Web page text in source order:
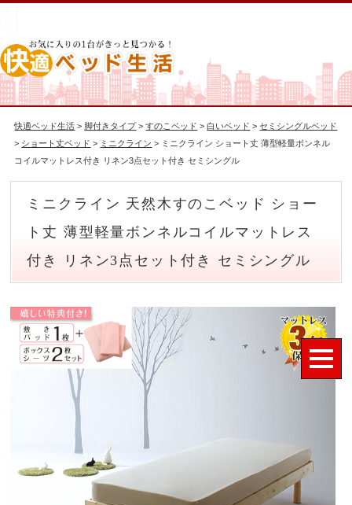
快適ベッド生活 > 脚付きタイプ >すのこベッド >白いベッド >セミシングルベッド
> ショート丈ベッド > ミニクライン > ミニクライン ショート丈 薄型軽量ボンネル
コイルマットレス付き リネン3点セット付き セミシングル
ミニクライン 天然木すのこベッド ショー
ト丈 薄型軽量ボンネルコイルマットレス
付き リネン3点セット付き セミシングル